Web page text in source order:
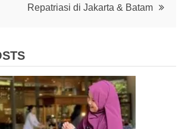
Repatriasi di Jakarta & Batam